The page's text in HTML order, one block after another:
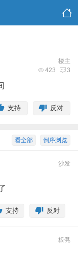
楼主
423 3
反对
支持
倒序浏览
看全部
沙发
反对
支持
板凳